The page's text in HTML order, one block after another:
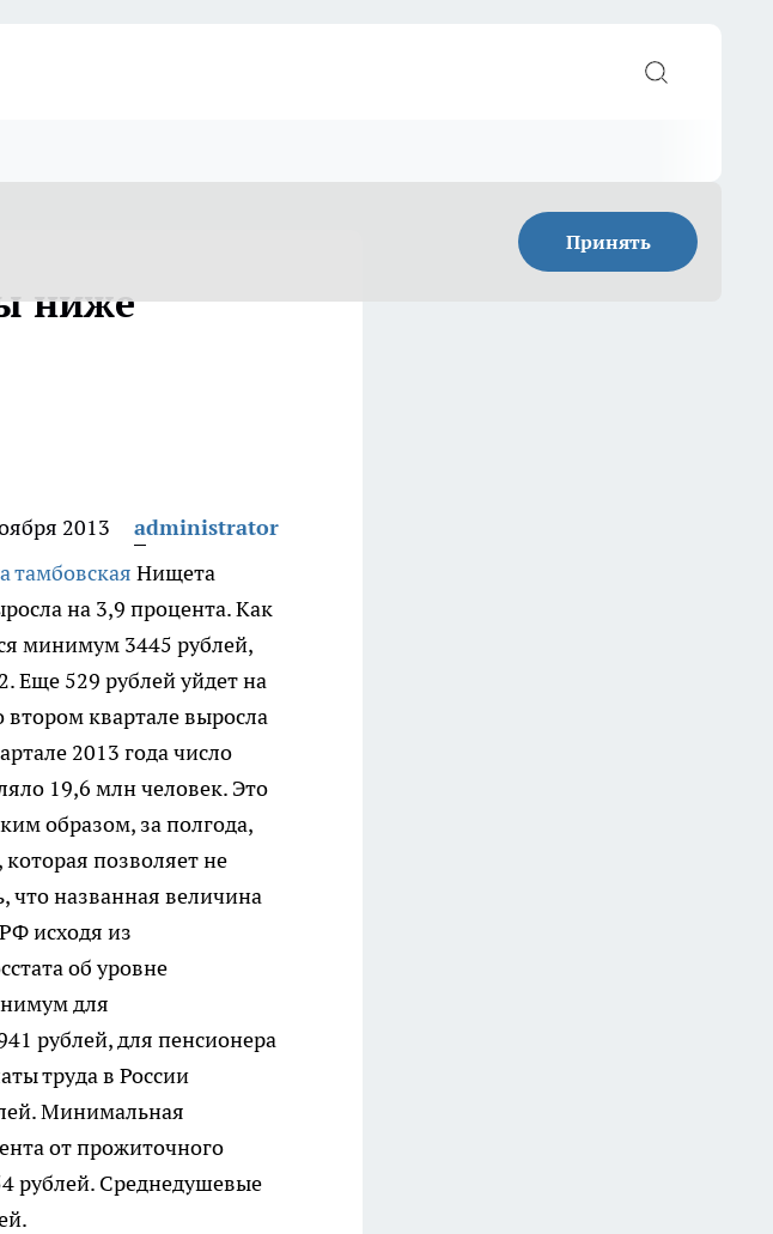
Принять
ниже
2013
administrator
Нищета
на 3,9 процента. Как
минимум 3445 рублей,
Еще 529 рублей уйдет на
втором квартале выросла
2013 года число
19,6 млн человек. Это
образом, за полгода,
позволяет не
что названная величина
исходя из
об уровне
для
рублей, для пенсионера
труда в России
Минимальная
от прожиточного
рублей. Среднедушевые